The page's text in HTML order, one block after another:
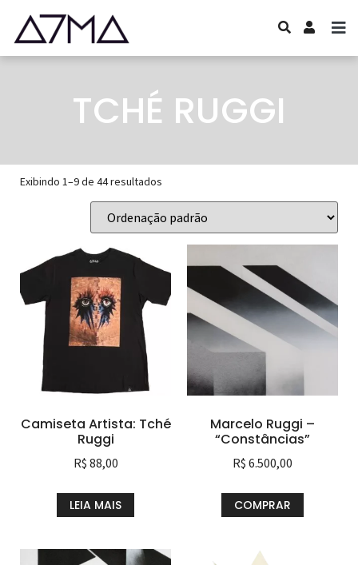
TCHÉ RUGGI
Exibindo 1–9 de 44 resultados
Camiseta Artista: Tché
Ruggi
R$ 88,00
LEIA MAIS
Marcelo Ruggi –
“Constâncias”
R$ 6.500,00
COMPRAR